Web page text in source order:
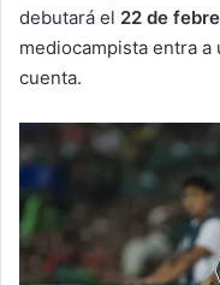
debutará el 22 de
mediocampista entra
cuenta.